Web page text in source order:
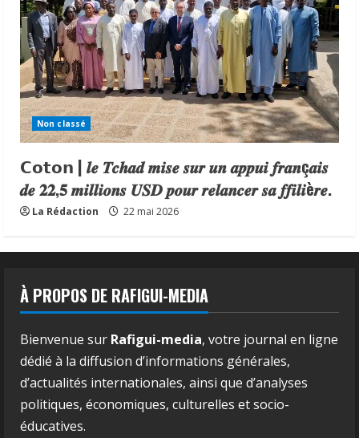
Non classé
𝗖𝗼𝘁𝗼𝗻 | 𝒍𝒆 𝑻𝒄𝒉𝒂𝒅 𝒎𝒊𝒔𝒆 𝒔𝒖𝒓 𝒖𝒏 𝒂𝒑𝒑𝒖𝒊 𝒇𝒓𝒂𝒏ç𝒂𝒊𝒔
𝒅𝒆 𝟐𝟐,𝟓 𝒎𝒊𝒍𝒍𝒊𝒐𝒏𝒔 𝑼𝑺𝑫 𝒑𝒐𝒖𝒓 𝒓𝒆𝒍𝒂𝒏𝒄𝒆𝒓 𝒔𝒂 𝒇𝒇𝒊𝒍𝒊è𝒓𝒆.
La Rédaction 22 mai 2026
À PROPOS DE RAFIGUI-MEDIA
Bienvenue sur Rafigui-media, votre journal en ligne
dédié à la diffusion d’informations générales,
d’actualités internationales, ainsi que d’analyses
politiques, économiques, culturelles et socio-
éducatives.